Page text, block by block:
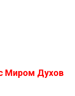
Миром Духов